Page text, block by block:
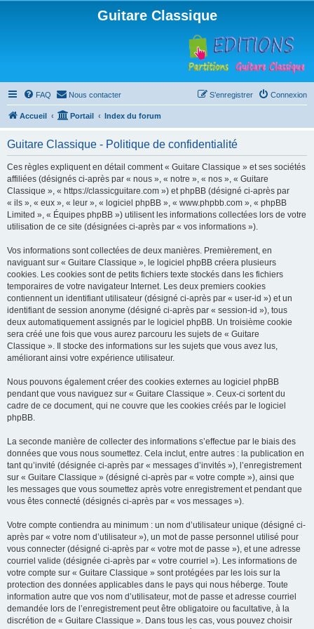
Guitare Classique
FAQ Nous contacter Connexion
S’enregistrer
Accueil Portail Index du forum
Guitare Classique - Politique de confidentialité
Ces règles expliquent en détail comment « Guitare Classique » et ses sociétés
affiliées (désignés ci-après par « nous », « notre », « nos », « Guitare
Classique », « https://classicguitare.com ») et phpBB (désigné ci-après par
« ils », « eux », « leur », « logiciel phpBB », « www.phpbb.com », « phpBB
Limited », « Équipes phpBB ») utilisent les informations collectées lors de votre
utilisation de ce site (désignées ci-après par « vos informations »).
Vos informations sont collectées de deux manières. Premièrement, en
naviguant sur « Guitare Classique », le logiciel phpBB créera plusieurs
cookies. Les cookies sont de petits fichiers texte stockés dans les fichiers
temporaires de votre navigateur Internet. Les deux premiers cookies
contiennent un identifiant utilisateur (désigné ci-après par « user-id ») et un
identifiant de session anonyme (désigné ci-après par « session-id »), tous
deux automatiquement assignés par le logiciel phpBB. Un troisième cookie
sera créé une fois que vous aurez parcouru les sujets de « Guitare
Classique ». Il stocke des informations sur les sujets que vous avez lus,
améliorant ainsi votre expérience utilisateur.
Nous pouvons également créer des cookies externes au logiciel phpBB
pendant que vous naviguez sur « Guitare Classique ». Ceux-ci sortent du
cadre de ce document, qui ne couvre que les cookies créés par le logiciel
phpBB.
La seconde manière de collecter des informations s’effectue par le biais des
données que vous nous soumettez. Cela inclut, entre autres : la publication en
tant qu’invité (désignée ci-après par « messages d’invités »), l’enregistrement
sur « Guitare Classique » (désigné ci-après par « votre compte »), ainsi que
les messages que vous soumettez après votre enregistrement et pendant que
vous êtes connecté (désignés ci-après par « vos messages »).
Votre compte contiendra au minimum : un nom d’utilisateur unique (désigné ci-
après par « votre nom d’utilisateur »), un mot de passe personnel utilisé pour
vous connecter (désigné ci-après par « votre mot de passe »), et une adresse
courriel valide (désignée ci-après par « votre courriel »). Les informations de
votre compte sur « Guitare Classique » sont protégées par les lois sur la
protection des données applicables dans le pays qui nous héberge. Toute
information autre que vos nom d’utilisateur, mot de passe et adresse courriel
demandée lors de l’enregistrement peut être obligatoire ou facultative, à la
discrétion de « Guitare Classique ». Dans tous les cas, vous pouvez choisir